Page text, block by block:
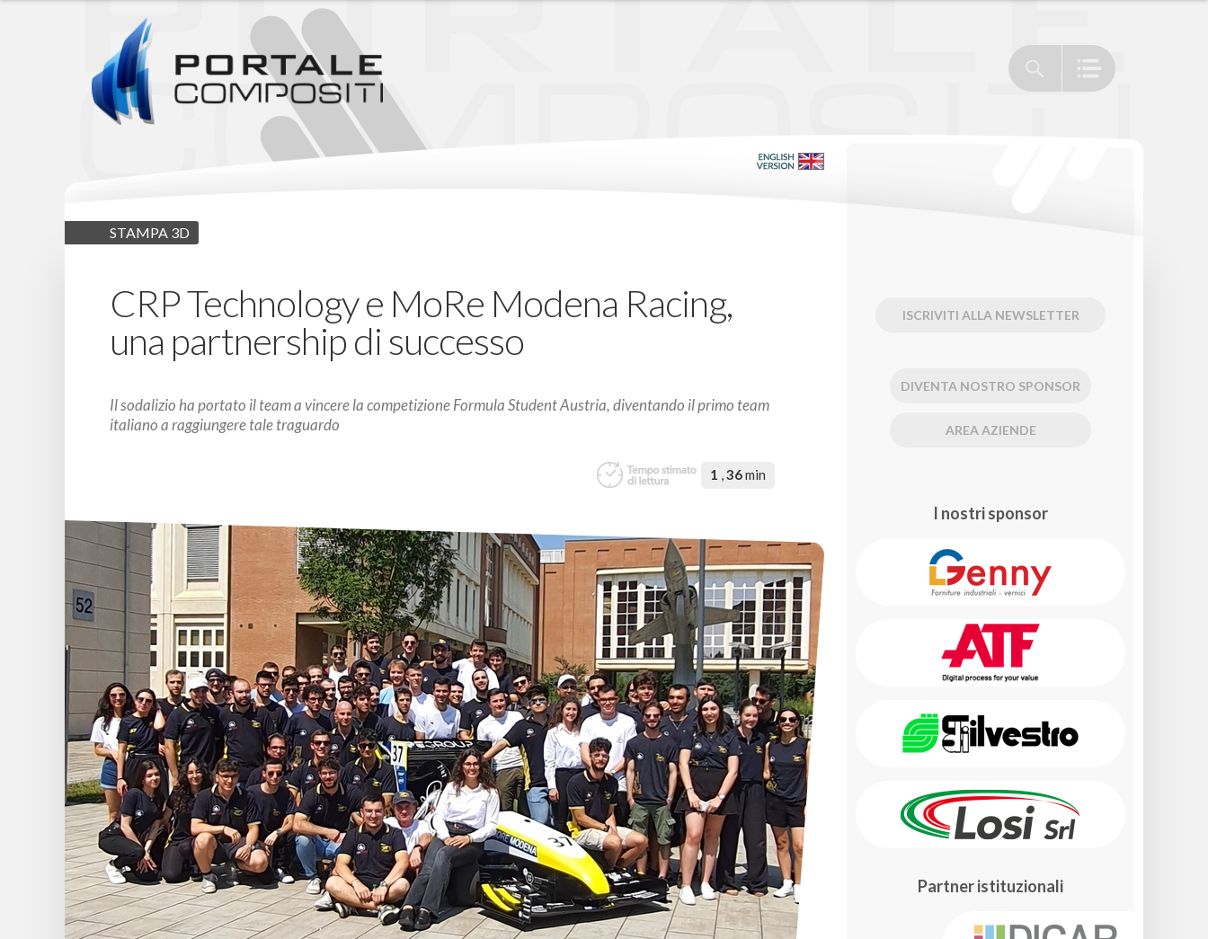
STAMPA 3D
CRP Technology e MoRe Modena Racing,
una partnership di successo
Il sodalizio ha portato il team a vincere la competizione Formula Student Austria, diventando il primo team
italiano a raggiungere tale traguardo
1 ,36min
ISCRIVITI ALLA NEWSLETTER
DIVENTA NOSTRO SPONSOR
AREA AZIENDE
I nostri sponsor
Partner istituzionali